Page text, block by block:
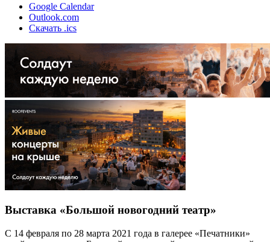
Google Calendar
Outlook.com
Скачать .ics
Выставка «Большой новогодний театр»
С 14 февраля по 28 марта 2021 года в галерее «Печатники»